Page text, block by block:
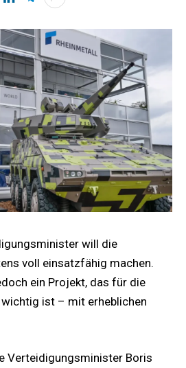
will die
voll einsatzfähig machen.
ein Projekt, das für die
ist – mit erheblichen
Verteidigungsminister Boris